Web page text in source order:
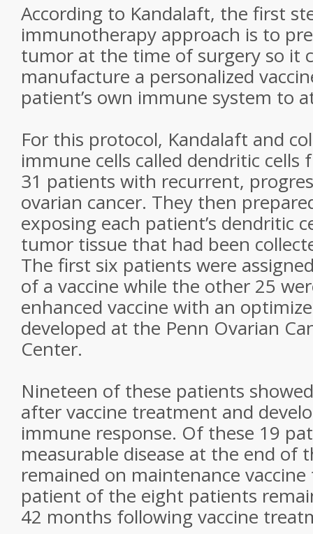
According to Kandalaft, the first
immunotherapy approach is to
tumor at the time of surgery so it
manufacture a personalized
patient’s own immune system to
For this protocol, Kandalaft and
immune cells called dendritic
31 patients with recurrent,
ovarian cancer. They then
exposing each patient’s dendritic
tumor tissue that had been
The first six patients were
of a vaccine while the other 25
enhanced vaccine with an
developed at the Penn Ovarian
Center.
Nineteen of these patients
after vaccine treatment and
immune response. Of these 19
measurable disease at the end of
remained on maintenance
patient of the eight patients
42 months following vaccine